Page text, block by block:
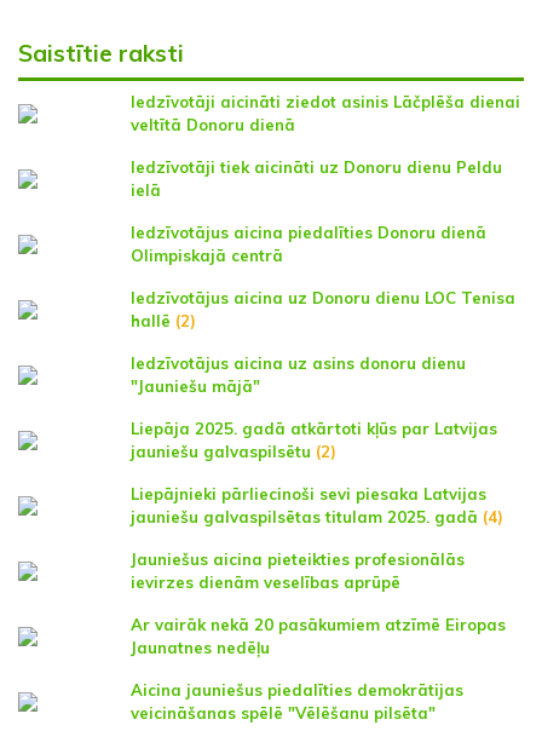
Saistītie raksti
Iedzīvotāji aicināti ziedot asinis Lāčplēša dienai
veltītā Donoru dienā
Iedzīvotāji tiek aicināti uz Donoru dienu Peldu
ielā
Iedzīvotājus aicina piedalīties Donoru dienā
Olimpiskajā centrā
Iedzīvotājus aicina uz Donoru dienu LOC Tenisa
hallē (2)
Iedzīvotājus aicina uz asins donoru dienu
"Jauniešu mājā"
Liepāja 2025. gadā atkārtoti kļūs par Latvijas
jauniešu galvaspilsētu (2)
Liepājnieki pārliecinoši sevi piesaka Latvijas
jauniešu galvaspilsētas titulam 2025. gadā (4)
Jauniešus aicina pieteikties profesionālās
ievirzes dienām veselības aprūpē
Ar vairāk nekā 20 pasākumiem atzīmē Eiropas
Jaunatnes nedēļu
Aicina jauniešus piedalīties demokrātijas
veicināšanas spēlē "Vēlēšanu pilsēta"